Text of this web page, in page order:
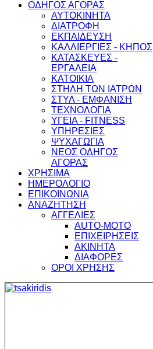
ΟΔΗΓΟΣ ΑΓΟΡΑΣ
ΑΥΤΟΚΙΝΗΤΑ
ΔΙΑΤΡΟΦΗ
ΕΚΠΑΙΔΕΥΣΗ
ΚΑΛΛΙΕΡΓΙΕΣ - ΚΗΠΟΣ
ΚΑΤΑΣΚΕΥΕΣ -
ΕΡΓΑΛΕΙΑ
ΚΑΤΟΙΚΙΑ
ΣΤΗΛΗ ΤΩΝ ΙΑΤΡΩΝ
ΣΤΥΛ - ΕΜΦΑΝΙΣΗ
ΤΕΧΝΟΛΟΓΙΑ
ΥΓΕΙΑ - FITNESS
ΥΠΗΡΕΣΙΕΣ
ΨΥΧΑΓΩΓΙΑ
ΝΕΟΣ ΟΔΗΓΟΣ
ΑΓΟΡΑΣ
ΧΡΗΣΙΜΑ
ΗΜΕΡΟΛΟΓΙΟ
ΕΠΙΚΟΙΝΩΝΙΑ
ΑΝΑΖΗΤΗΣΗ
ΑΓΓΕΛΙΕΣ
AUTO-MOTO
ΕΠΙΧΕΙΡΗΣΕΙΣ
ΑΚΙΝΗΤΑ
ΔΙΑΦΟΡΕΣ
ΟΡΟΙ ΧΡΗΣΗΣ